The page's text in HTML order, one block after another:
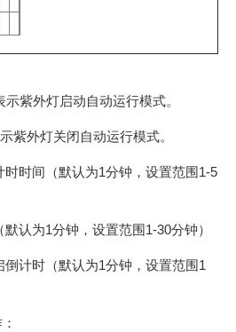
紫外灯启动自动运行模式。
紫外灯关闭自动运行模式。
时间（默认为1分钟，设置范围1-5
认为1分钟，设置范围1-30分钟）
计时（默认为1分钟，设置范围1